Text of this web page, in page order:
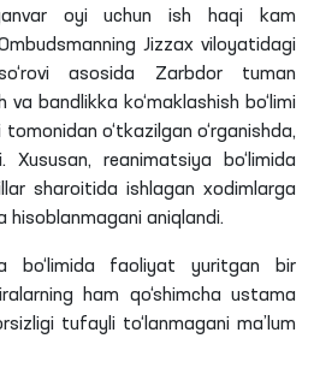
oyi uchun ish haqi kam
Jizzax viloyatidagi
asosida Zarbdor tuman
va bandlikka ko‘maklashish bo‘limi
o‘tkazilgan o‘rganishda,
reanimatsiya bo‘limida
sharoitida ishlagan xodimlarga
hisoblanmagani aniqlandi.
bo‘limida faoliyat yuritgan bir
ham qo‘shimcha ustama
tufayli to‘lanmagani ma’lum